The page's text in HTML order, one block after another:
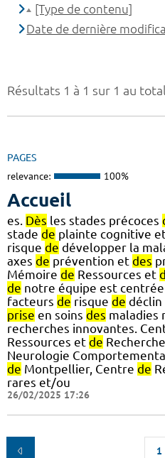
Résultats 1 à 1 sur 1 au total
PAGES
relevance: 100%
Accueil
es. Dès les stades précoces
stade de plainte cognitive
risque de développer la
axes de prévention et des
Mémoire de Ressources et
de notre équipe est
facteurs de risque de déclin
prise en soins des maladies
recherches innovantes.
Ressources et de
Neurologie
de Montpellier, Centre de
rares et/ou
26/02/2025 17:26
1
[Type de contenu]
Date de dernière